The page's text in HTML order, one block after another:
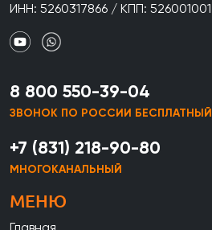
ИНН: 5260317866 / КПП: 526001001
8 800 550-39-04
ЗВОНОК ПО РОССИИ БЕСПЛАТНЫЙ
+7 (831) 218-90-80
МНОГОКАНАЛЬНЫЙ
МЕНЮ